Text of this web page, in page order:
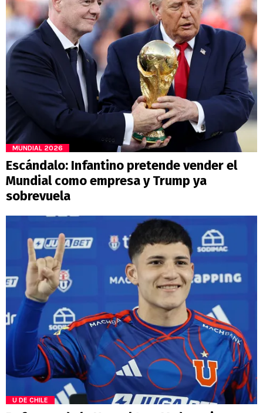
MUNDIAL 2026
Escándalo: Infantino pretende vender el
Mundial como empresa y Trump ya
sobrevuela
U DE CHILE